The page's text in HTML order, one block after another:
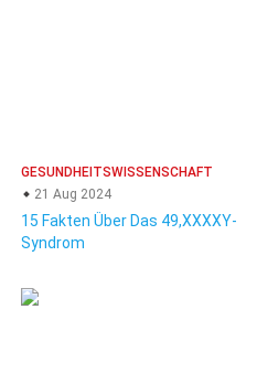
GESUNDHEITSWISSENSCHAFT
21 Aug 2024
15 Fakten Über Das 49,XXXXY-
Syndrom